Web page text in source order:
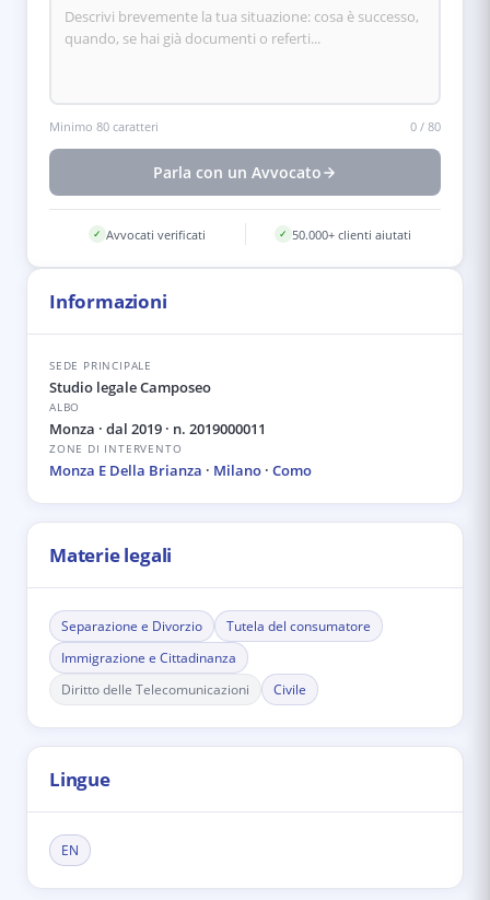
Minimo 80 caratteri 0 / 80
Parla con un Avvocato
✓ Avvocati verificati ✓ 50.000+ clienti aiutati
Informazioni
SEDE PRINCIPALE
Studio legale Camposeo
ALBO
Monza · dal 2019 · n. 2019000011
ZONE DI INTERVENTO
Monza E Della Brianza · Milano · Como
Materie legali
Separazione e Divorzio
Tutela del consumatore
Immigrazione e Cittadinanza
Diritto delle Telecomunicazioni
Civile
Lingue
EN